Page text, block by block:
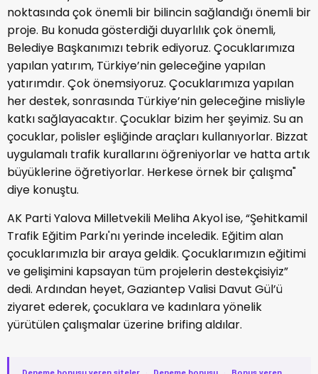
noktasında çok önemli bir bilincin sağlandığı önemli bir
proje. Bu konuda gösterdiği duyarlılık çok önemli,
Belediye Başkanımızı tebrik ediyoruz. Çocuklarımıza
yapılan yatırım, Türkiye’nin geleceğine yapılan
yatırımdır. Çok önemsiyoruz. Çocuklarımıza yapılan
her destek, sonrasında Türkiye’nin geleceğine misliyle
katkı sağlayacaktır. Çocuklar bizim her şeyimiz. Su an
çocuklar, polisler eşliğinde araçları kullanıyorlar. Bizzat
uygulamalı trafik kurallarını öğreniyorlar ve hatta artık
büyüklerine öğretiyorlar. Herkese örnek bir çalışma"
diye konuştu.
AK Parti Yalova Milletvekili Meliha Akyol ise, “Şehitkamil
Trafik Eğitim Parkı'nı yerinde inceledik. Eğitim alan
çocuklarımızla bir araya geldik. Çocuklarımızın eğitimi
ve gelişimini kapsayan tüm projelerin destekçisiyiz”
dedi. Ardından heyet, Gaziantep Valisi Davut Gül’ü
ziyaret ederek, çocuklara ve kadınlara yönelik
yürütülen çalışmalar üzerine brifing aldılar.